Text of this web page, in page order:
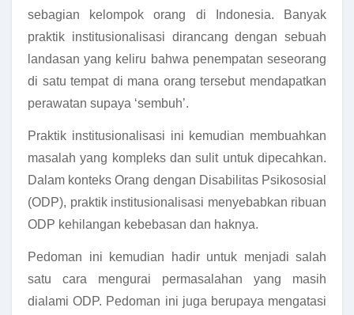
sebagian kelompok orang di Indonesia. Banyak
praktik institusionalisasi dirancang dengan sebuah
landasan yang keliru bahwa penempatan seseorang
di satu tempat di mana orang tersebut mendapatkan
perawatan supaya ‘sembuh’.
Praktik institusionalisasi ini kemudian membuahkan
masalah yang kompleks dan sulit untuk dipecahkan.
Dalam konteks Orang dengan Disabilitas Psikososial
(ODP), praktik institusionalisasi menyebabkan ribuan
ODP kehilangan kebebasan dan haknya.
Pedoman ini kemudian hadir untuk menjadi salah
satu cara mengurai permasalahan yang masih
dialami ODP. Pedoman ini juga berupaya mengatasi